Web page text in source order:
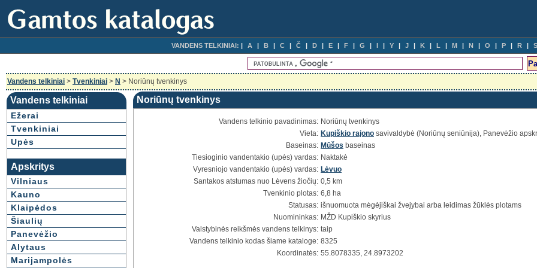
VANDENS TELKINIAI: A B C Č D E F G I Y J K L M N O P R S
Vandens telkiniai > Tvenkiniai > N > Noriūnų tvenkinys
Vandens telkiniai
Ežerai
Tvenkiniai
Upės
Apskritys
Vilniaus
Kauno
Klaipėdos
Šiaulių
Panevėžio
Alytaus
Marijampolės
Noriūnų tvenkinys
Vandens telkinio pavadinimas: Noriūnų tvenkinys
Vieta: Kupiškio rajono savivaldybė (Noriūnų seniūnija), Panevėžio
Baseinas: Mūšos baseinas
Tiesioginio vandentakio (upės) vardas: Naktakė
Vyresniojo vandentakio (upės) vardas: Lėvuo
Santakos atstumas nuo Lėvens žiočių: 0,5 km
Tvenkinio plotas: 6,8 ha
Statusas: išnuomuota mėgėjiškai žvejybai arba leidimas žūklės plotams
Nuomininkas: MŽD Kupiškio skyrius
Valstybinės reikšmės vandens telkinys: taip
Vandens telkinio kodas šiame kataloge: 8325
Koordinatės: 55.8078335, 24.8973202